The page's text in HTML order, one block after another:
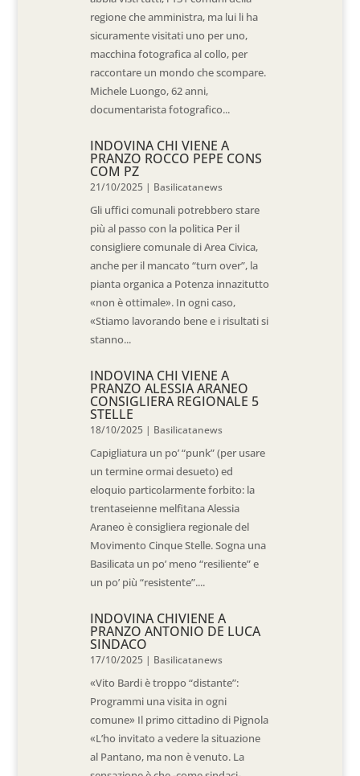
regione che amministra, ma lui li ha
sicuramente visitati uno per uno,
macchina fotografica al collo, per
raccontare un mondo che scompare.
Michele Luongo, 62 anni,
documentarista fotografico...
INDOVINA CHI VIENE A
PRANZO ROCCO PEPE CONS
COM PZ
21/10/2025 | Basilicatanews
Gli uffici comunali potrebbero stare
più al passo con la politica Per il
consigliere comunale di Area Civica,
anche per il mancato “turn over”, la
pianta organica a Potenza innazitutto
«non è ottimale». In ogni caso,
«Stiamo lavorando bene e i risultati si
stanno...
INDOVINA CHI VIENE A
PRANZO ALESSIA ARANEO
CONSIGLIERA REGIONALE 5
STELLE
18/10/2025 | Basilicatanews
Capigliatura un po’ “punk” (per usare
un termine ormai desueto) ed
eloquio particolarmente forbito: la
trentaseienne melfitana Alessia
Araneo è consigliera regionale del
Movimento Cinque Stelle. Sogna una
Basilicata un po’ meno “resiliente” e
un po’ più “resistente”....
INDOVINA CHIVIENE A
PRANZO ANTONIO DE LUCA
SINDACO
17/10/2025 | Basilicatanews
«Vito Bardi è troppo “distante”:
Programmi una visita in ogni
comune» Il primo cittadino di Pignola
«L’ho invitato a vedere la situazione
al Pantano, ma non è venuto. La